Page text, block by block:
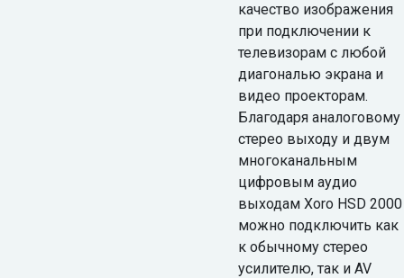
качество изображения
при подключении к
телевизорам с любой
диагональю экрана и
видео проекторам.
Благодаря аналоговому
стерео выходу и двум
многоканальным
цифровым аудио
выходам Xoro HSD 2000
можно подключить как
к обычному стерео
усилителю, так и AV